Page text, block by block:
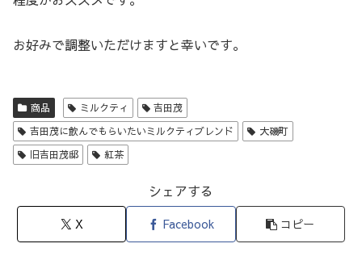
お好みで調整いただけますと幸いです。
商品 ミルクティ
吉田茂
吉田茂に飲んでもらいたいミルクティブレンド
大磯町
旧吉田茂邸
紅茶
シェアする
X Facebook コピー